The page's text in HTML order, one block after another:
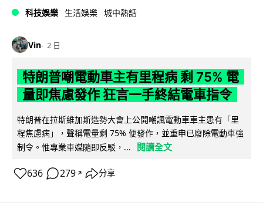
科技娛樂 生活娛樂 城中熱話
Vin 2 日
特朗普嘲電動車主有里程病 剩 75% 電
量即焦慮發作 狂言一手終結電車指令
特朗普在拉斯維加斯造勢大會上公開嘲諷電動車車主患有「里
程焦慮病」，聲稱電量剩 75% 便發作，並重申已廢除電動車強
制令。惟專業車媒隨即反駁，...
閱讀全文
636 279 ↗ 分享